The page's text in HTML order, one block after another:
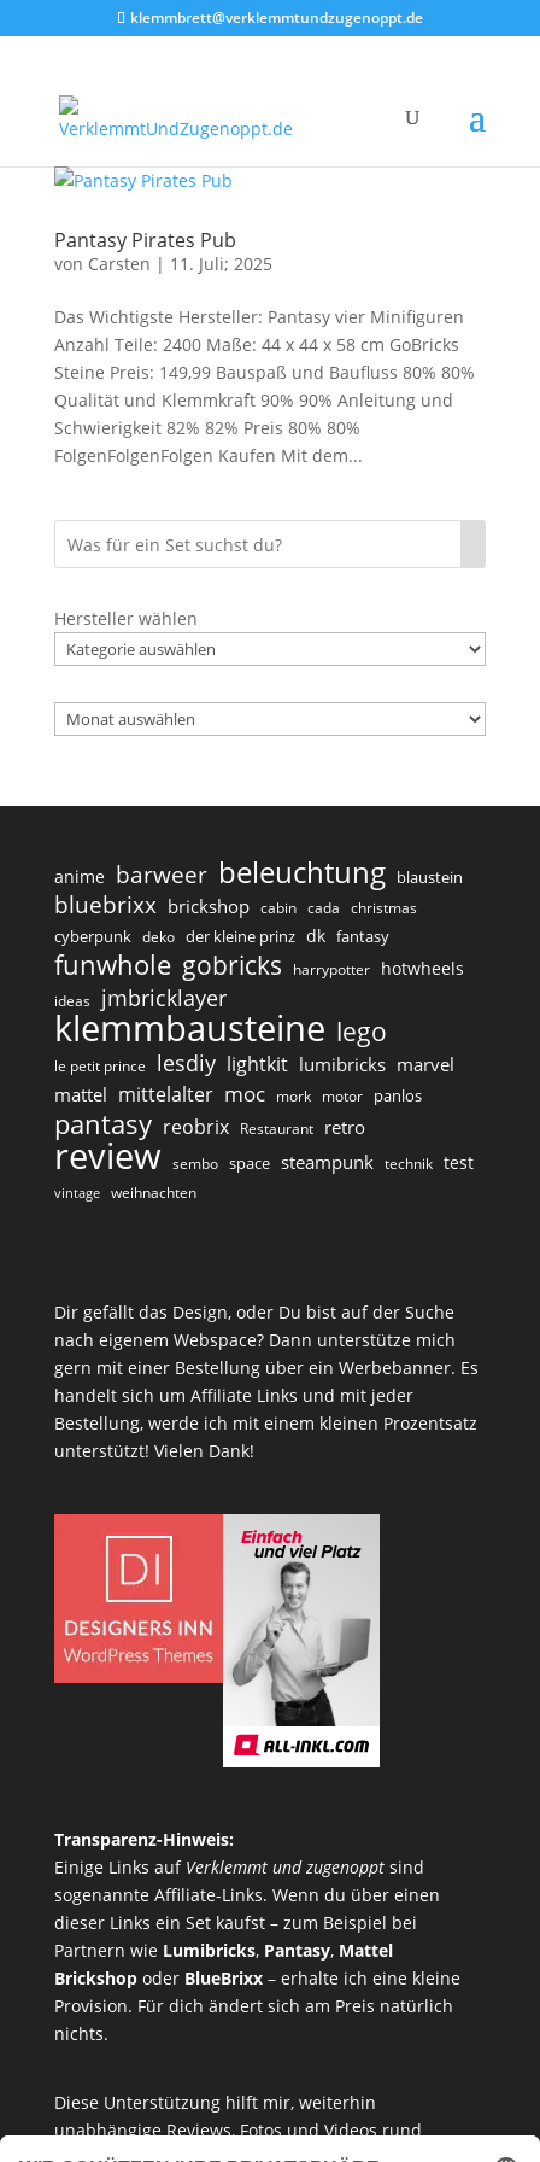
klemmbrett@verklemmtundzugenoppt.de
Pantasy Pirates Pub
von Carsten | 11. Juli; 2025
Das Wichtigste Hersteller: Pantasy vier Minifiguren
Anzahl Teile: 2400 Maße: 44 x 44 x 58 cm GoBricks
Steine Preis: 149,99 Bauspaß und Baufluss 80% 80%
Qualität und Klemmkraft 90% 90% Anleitung und
Schwierigkeit 82% 82% Preis 80% 80%
FolgenFolgenFolgen Kaufen Mit dem...
Hersteller wählen
Archiv
anime barweer beleuchtung blaustein
bluebrixx brickshop cabin cada christmas
cyberpunk deko der kleine prinz dk fantasy
funwhole gobricks harrypotter hotwheels
ideas jmbricklayer
klemmbausteine lego
le petit prince lesdiy lightkit lumibricks marvel
mattel mittelalter moc mork motor panlos
pantasy reobrix Restaurant retro
review sembo space steampunk technik test
vintage weihnachten
Dir gefällt das Design, oder Du bist auf der Suche
nach eigenem Webspace? Dann unterstütze mich
gern mit einer Bestellung über ein Werbebanner. Es
handelt sich um Affiliate Links und mit jeder
Bestellung, werde ich mit einem kleinen Prozentsatz
unterstützt! Vielen Dank!
Transparenz-Hinweis:
Einige Links auf Verklemmt und zugenopptsind
sogenannte Affiliate-Links. Wenn du über einen
dieser Links ein Set kaufst – zum Beispiel bei
Partnern wie Lumibricks, Pantasy, Mattel
Brickshopoder BlueBrixx– erhalte ich eine kleine
Provision. Für dich ändert sich am Preis natürlich
nichts.
Diese Unterstützung hilft mir, weiterhin
unabhängige Reviews, Fotos und Videos rund